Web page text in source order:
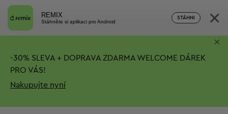
REMIX
Stáhněte si aplikaci pro Android
STÁHNI ×
-30% SLEVA + DOPRAVA ZDARMA WELCOME DÁREK
PRO VÁS!
Nakupujte nyní
×